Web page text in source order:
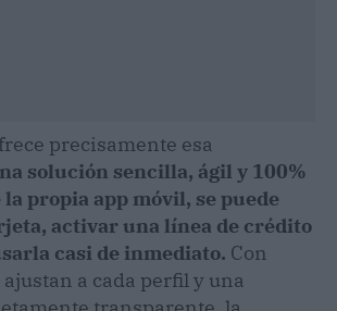
precisamente esa
solución sencilla, ágil y 100%
propia app móvil, se puede
activar una línea de crédito
casi de inmediato. Con
a cada perfil y una